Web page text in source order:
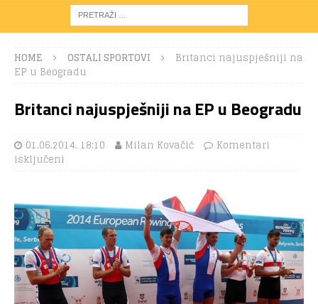
HOME OSTALI SPORTOVI
Britanci najuspješniji na
EP u Beogradu
Britanci najuspješniji na EP u Beogradu
01.06.2014. 18:10 Milan Kovačić
Komentari
isključeni